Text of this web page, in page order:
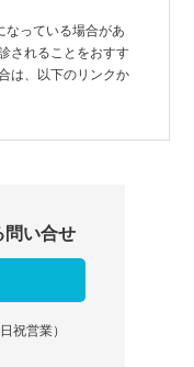
なっている場合があ
されることをおすす
は、以下のリンクか
い合せ
祝営業）